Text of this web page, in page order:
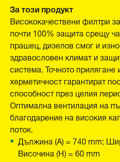
За този продукт
Висококачествени филтри
почти 100% защита срещу
прашец, дизелов смог и
здравословен климат и
система. Точното
херметичност гарантират
способност през целия
Оптимална вентилация на
благодарение на високия
поток.
Дължина (A) = 740 mm;
Височина (H) = 60 mm